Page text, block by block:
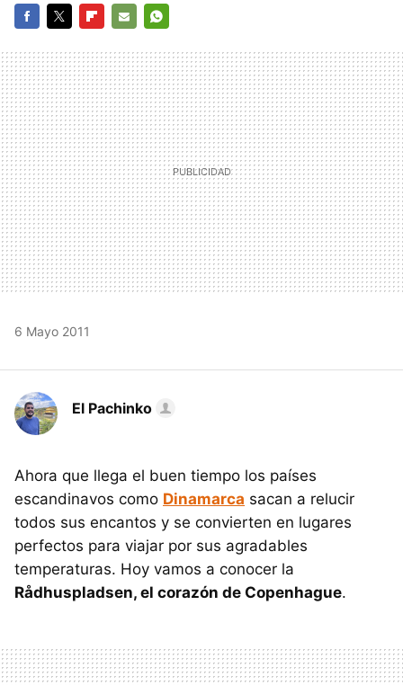
MAIL
6 Mayo 2011
El Pachinko
Ahora que llega el buen tiempo los países
escandinavos como Dinamarca sacan a relucir
todos sus encantos y se convierten en lugares
perfectos para viajar por sus agradables
temperaturas. Hoy vamos a conocer la
Rådhuspladsen, el corazón de Copenhague.